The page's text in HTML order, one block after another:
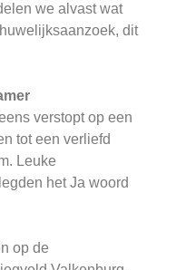
we alvast wat
dit
verstopt op een
tot een verliefd
Leuke
het Ja woord
op de